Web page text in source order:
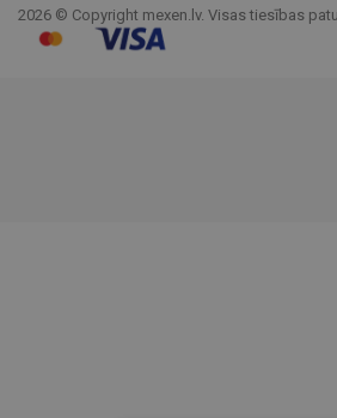
2026 © Copyright mexen.lv. Visas tiesības